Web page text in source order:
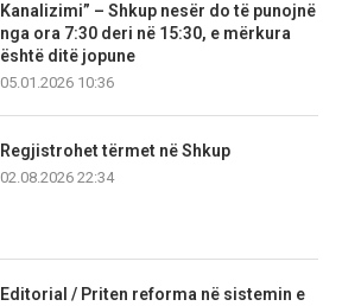
Kanalizimi” – Shkup nesër do të punojnë
nga ora 7:30 deri në 15:30, e mërkura
është ditë jopune
05.01.2026 10:36
Regjistrohet tërmet në Shkup
02.08.2026 22:34
Editorial / Priten reforma në sistemin e